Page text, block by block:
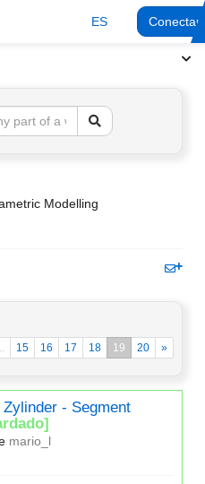
ES
Modelling
15 16 17 18 19 20 »
- Segment
mario_l